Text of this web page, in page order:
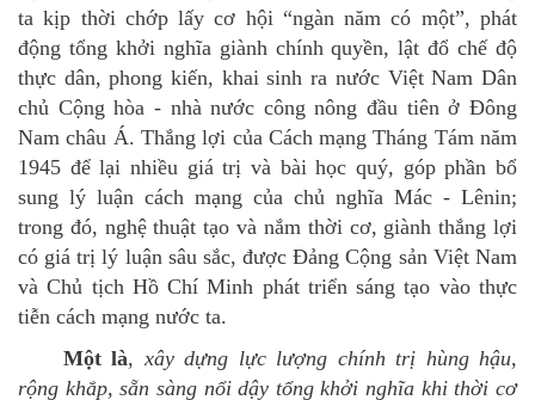
ta kịp thời chớp lấy cơ hội “ngàn năm có một”, phát
động tổng khởi nghĩa giành chính quyền, lật đổ chế độ
thực dân, phong kiến, khai sinh ra nước Việt Nam Dân
chủ Cộng hòa - nhà nước công nông đầu tiên ở Đông
Nam châu Á. Thắng lợi của Cách mạng Tháng Tám năm
1945 để lại nhiều giá trị và bài học quý, góp phần bổ
sung lý luận cách mạng của chủ nghĩa Mác - Lênin;
trong đó, nghệ thuật tạo và nắm thời cơ, giành thắng lợi
có giá trị lý luận sâu sắc, được Đảng Cộng sản Việt Nam
và Chủ tịch Hồ Chí Minh phát triển sáng tạo vào thực
tiễn cách mạng nước ta.
Một là,xây dựng lực lượng chính trị hùng hậu,
rộng khắp, sẵn sàng nổi dậy tổng khởi nghĩa khi thời cơ